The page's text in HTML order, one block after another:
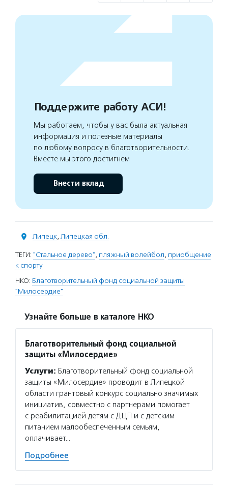
Поддержите работу АСИ!
Мы работаем, чтобы у вас была актуальная
информация и полезные материалы
по любому вопросу в благотворительности.
Вместе мы этого достигнем
Внести вклад
Липецк, Липецкая обл.
ТЕГИ: "Стальное дерево", пляжный волейбол, приобщение
к спорту
НКО: Благотворительный фонд социальной защиты
"Милосердие"
Узнайте больше в каталоге НКО
Благотворительный фонд социальной
защиты «Милосердие»
Услуги: Благотворительный фонд социальной
защиты «Милосердие» проводит в Липецкой
области грантовый конкурс социально значимых
инициатив, совместно с партнерами помогает
с реабилитацией детям с ДЦП и с детским
питанием малообеспеченным семьям,
оплачивает…
Подробнее